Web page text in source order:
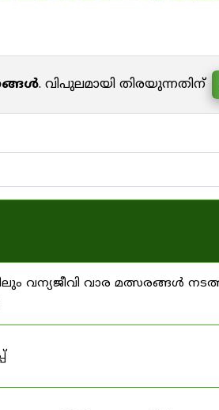
. വിപുലമായി തിരയുന്നതിന്
വന്യജീവി വാര മത്സരങ്ങൾ